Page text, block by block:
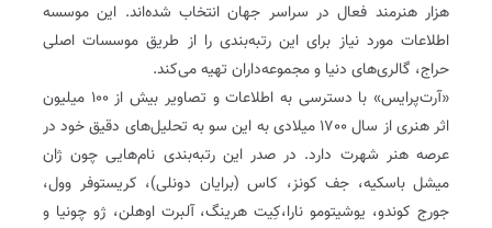
هزار هنرمند فعال در سراسر جهان انتخاب شده‌اند. این موسسه
اطلاعات مورد نیاز برای این رتبه‌بندی را از طریق موسسات اصلی
حراج، گالری‌های دنیا و مجموعه‌داران تهیه می‌کند.
«آرت‌پرایس» با دسترسی به اطلاعات و تصاویر بیش از ۱۰۰ ‌میلیون
اثر هنری از سال ١٧٠٠ میلادی به این سو به تحلیل‌های دقیق خود در
عرصه هنر شهرت دارد. در صدر این رتبه‌بندی نام‌هایی چون ژان
میشل باسکیه، جف کونز، کاس (برایان دونلی)، کریستوفر وول،
جورج کوندو، یوشیتومو نارا،کِیت هرینگ، آلبرت اوهلن، ژو چونیا و